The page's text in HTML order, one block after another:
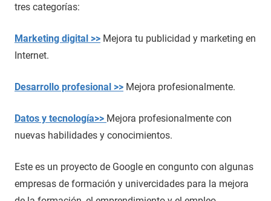
tres categorías:
Marketing digital >> Mejora tu publicidad y marketing en
Internet.
Desarrollo profesional >> Mejora profesionalmente.
Datos y tecnología>> Mejora profesionalmente con
nuevas habilidades y conocimientos.
Este es un proyecto de Google en congunto con algunas
empresas de formación y univercidades para la mejora